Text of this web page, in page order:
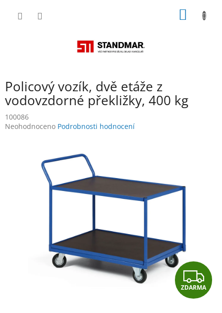
Policový vozík, dvě etáže z
vodovzdorné překližky, 400 kg
100086
Průměrné
Neohodnoceno Podrobnosti hodnocení
Z
D
ZDARMA